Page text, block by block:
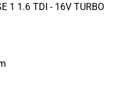
1 1.6 TDI - 16V TURBO